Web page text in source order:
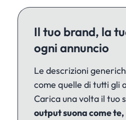
Il tuo brand, la
ogni annuncio
Le descrizioni
come quelle di tutti gli
Carica una volta il tuo
output suona come te,